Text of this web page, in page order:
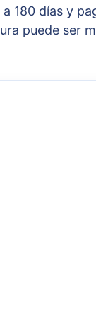
180 días y
puede ser